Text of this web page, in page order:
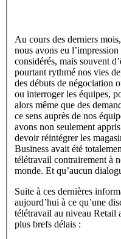
Au cours des derniers
nous avons eu
considérés, mais souvent
pourtant rythmé nos vies
des débuts de négociation
ou interroger les équipes,
alors même que des
ce sens auprès de nos
avons non seulement
devoir réintégrer les
Business avait été
télétravail contrairement à
monde. Et qu’aucun
Suite à ces dernières
aujourd’hui à ce qu’une
télétravail au niveau Retail
plus brefs délais :